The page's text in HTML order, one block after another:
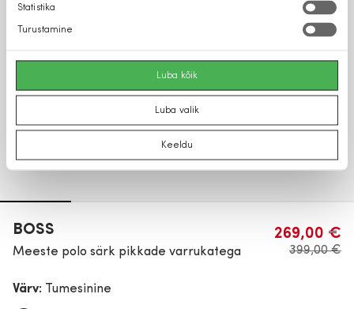
Statistika
Turustamine
Luba kõik
Luba valik
Keeldu
BOSS
Meeste polo särk pikkade varrukatega
269,00 €
399,00 €
Värv: Tumesinine